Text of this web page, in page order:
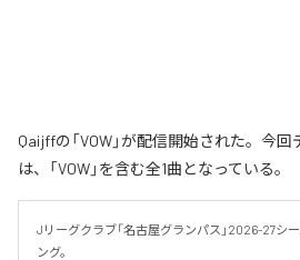
Qaijffの「VOW」が配信開始された。今
は、「VOW」を含む全1曲となっている。
Jリーグクラブ「名古屋グランパス」2026-27シ
ング。